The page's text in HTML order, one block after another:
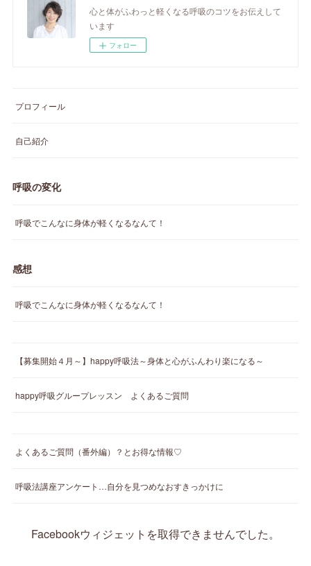
心と体がふわっと軽くなる呼吸のコツをお伝えして
います
フォロー
プロフィール
自己紹介
呼吸の変化
呼吸でこんなに身体が軽くなるなんて！
感想
呼吸でこんなに身体が軽くなるなんて！
【募集開始４月～】happy呼吸法～身体と心がふんわり楽になる～
happy呼吸グループレッスン よくあるご質問
よくあるご質問（番外編）？とお得な情報♡
呼吸法講座アンケート…自分を見つめなおすきっかけに
Facebookウィジェットを取得できませんでした。